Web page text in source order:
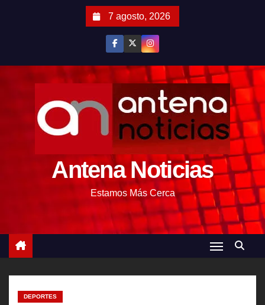
7 agosto, 2026
Antena Noticias
Estamos Más Cerca
DEPORTES